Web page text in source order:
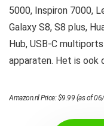
5000, Inspiron 7000,
Galaxy S8, S8 plus,
Hub, USB-C
apparaten. Het is ook
Amazon.nl Price:$9.99 (as of